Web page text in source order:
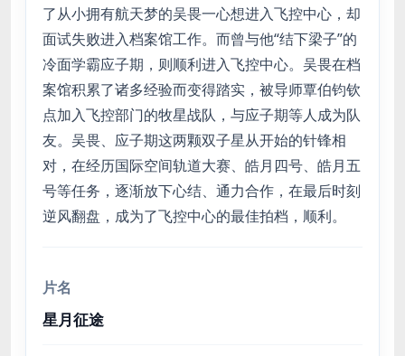
了从小拥有航天梦的吴畏一心想进入飞控中心，却
面试失败进入档案馆工作。而曾与他“结下梁子”的
冷面学霸应子期，则顺利进入飞控中心。吴畏在档
案馆积累了诸多经验而变得踏实，被导师覃伯钧钦
点加入飞控部门的牧星战队，与应子期等人成为队
友。吴畏、应子期这两颗双子星从开始的针锋相
对，在经历国际空间轨道大赛、皓月四号、皓月五
号等任务，逐渐放下心结、通力合作，在最后时刻
逆风翻盘，成为了飞控中心的最佳拍档，顺利。
片名
星月征途